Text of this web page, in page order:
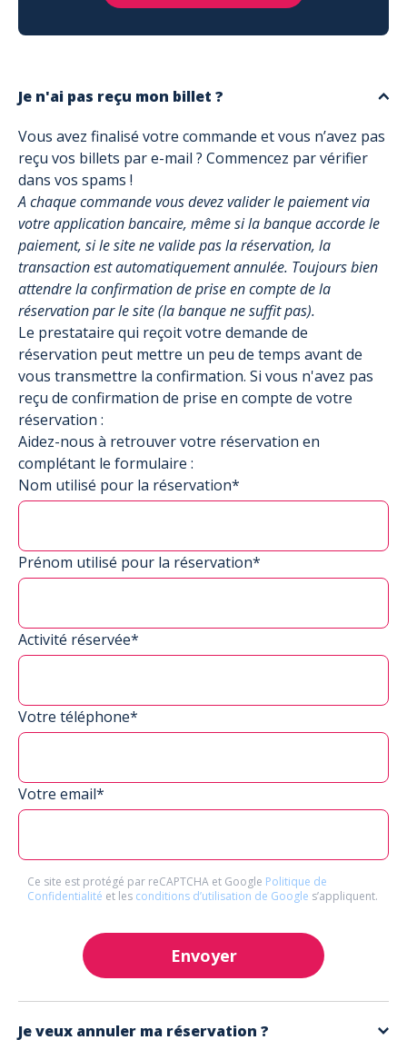
Je n'ai pas reçu mon billet ?
Vous avez finalisé votre commande et vous n’avez pas
reçu vos billets par e-mail ? Commencez par vérifier
dans vos spams !
A chaque commande vous devez valider le paiement via
votre application bancaire, même si la banque accorde le
paiement, si le site ne valide pas la réservation, la
transaction est automatiquement annulée. Toujours bien
attendre la confirmation de prise en compte de la
réservation par le site (la banque ne suffit pas).
Le prestataire qui reçoit votre demande de
réservation peut mettre un peu de temps avant de
vous transmettre la confirmation. Si vous n'avez pas
reçu de confirmation de prise en compte de votre
réservation :
Aidez-nous à retrouver votre réservation en
complétant le formulaire :
Nom utilisé pour la réservation*
Prénom utilisé pour la réservation*
Activité réservée*
Votre téléphone*
Votre email*
Ce site est protégé par reCAPTCHA et Google Politique de
Confidentialité et les conditions d’utilisation de Google s’appliquent.
Envoyer
Je veux annuler ma réservation ?